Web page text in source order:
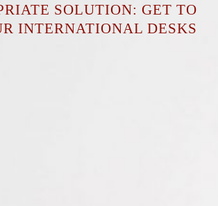
SOLUTION: GET TO
INTERNATIONAL DESKS